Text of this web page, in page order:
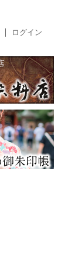
ログイン